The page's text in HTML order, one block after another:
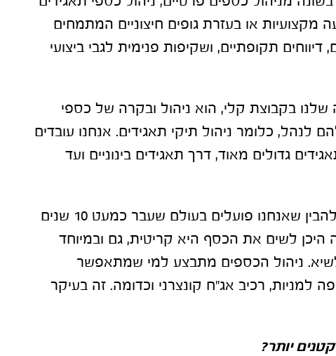
או בעזרת גופים חיצוניים המתמחים
תקופתיים, ושקיפות פנימית לגבי ביצועי
בקבוצת קלי, הוא ניהול ובקרה של כספי
כלומר ניהול תיקי תאגידים. אנחנו עובדים
גדולים מאוד, דרך תאגידים בינוניים ועד
"כשמדברים על ניהול כספים, חשוב להבין שאנחנו פועלים בעולם שעבר כמעט 10 שנים
לשים את הכסף היא קריטית, גם ובמיוחד
לשיא. ניהול הכספים מתבצע למי שמתאפשר
למניות, רכיב אג״ח קונצרני וכדומה. זה בעיקר
יותר?